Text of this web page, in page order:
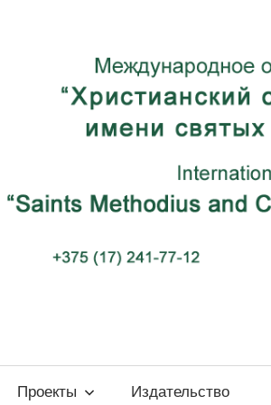
Проекты Издательство